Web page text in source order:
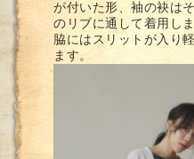
が付いた形、袖の袂は
のリブに通して着用しま
脇にはスリットが入り
ます。